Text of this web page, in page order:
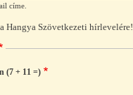
címe.
Hangya Szövetkezeti hírlevelére!
(7 + 11 =)